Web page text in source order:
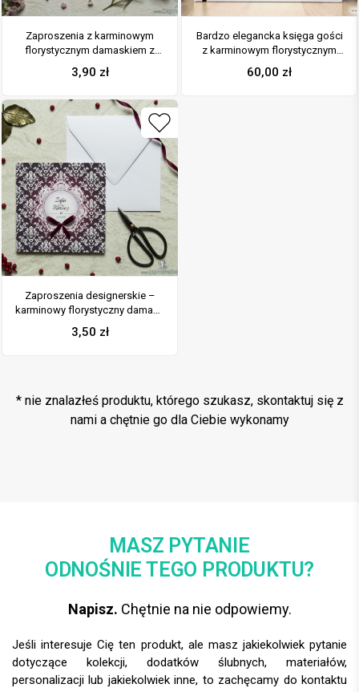
Zaproszenia z karminowym
florystycznym damaskiem z
jasnym motywem kwiatowym,
satynową wstążką oraz
3,90 zł
Bardzo elegancka księga gości
z karminowym florystycznym
damaskiem, papierem w paski.
KSG-10012
60,00 zł
Zaproszenia designerskie –
karminowy florystyczny damask
z jasnym motywem kwiatowym
oraz satynową kokardką. ZAP-
3,50 zł
* nie znalazłeś produktu, którego szukasz, skontaktuj się z
nami a chętnie go dla Ciebie wykonamy
MASZ PYTANIE
ODNOŚNIE TEGO PRODUKTU?
Napisz. Chętnie na nie odpowiemy.
Jeśli interesuje Cię ten produkt, ale masz jakiekolwiek pytanie
dotyczące kolekcji, dodatków ślubnych, materiałów,
personalizacji lub jakiekolwiek inne, to zachęcamy do kontaktu